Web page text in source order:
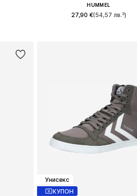
HUMMEL
27,90 €(54,57 лв.³)
Унисекс
КУПОН